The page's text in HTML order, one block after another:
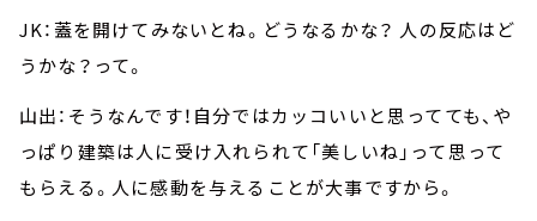
JK：蓋を開けてみないとね。どうなるかな？ 人の反応はど
うかな？って。
山出：そうなんです！自分ではカッコいいと思ってても、や
っぱり建築は人に受け入れられて「美しいね」って思って
もらえる。人に感動を与えることが大事ですから。